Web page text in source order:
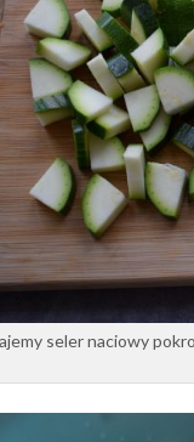
seler naciowy